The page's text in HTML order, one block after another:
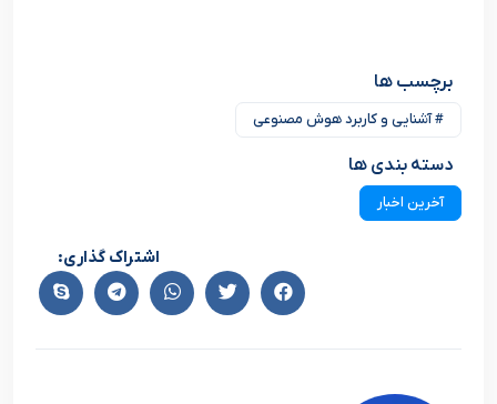
برچسب ها
# آشنایی و کاربرد هوش مصنوعی
دسته بندی ها
آخرین اخبار
اشتراک گذاری: